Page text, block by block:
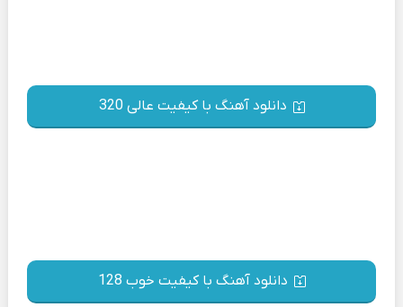
دانلود آهنگ با کیفیت عالی 320
دانلود آهنگ با کیفیت خوب 128